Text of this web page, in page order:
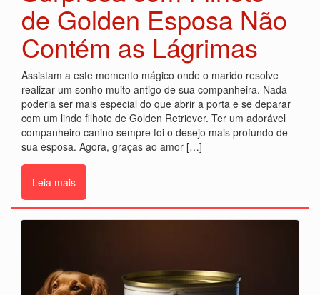
de Golden Esposa Não
Contém as Lágrimas
Assistam a este momento mágico onde o marido resolve
realizar um sonho muito antigo de sua companheira. Nada
poderia ser mais especial do que abrir a porta e se deparar
com um lindo filhote de Golden Retriever. Ter um adorável
companheiro canino sempre foi o desejo mais profundo de
sua esposa. Agora, graças ao amor […]
Leia mais